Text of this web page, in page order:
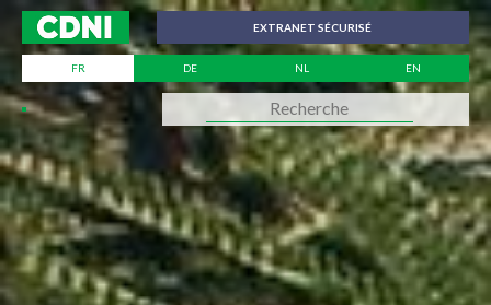
EXTRANET SÉCURISÉ
FR DE NL EN
Panneau de gestion des cookies